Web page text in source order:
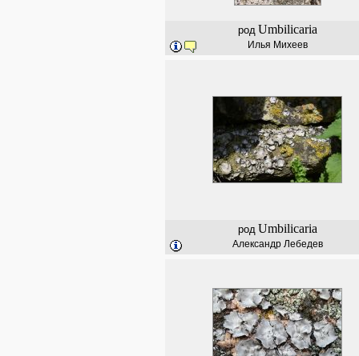
род Umbilicaria
Илья Михеев
род Umbilicaria
Александр Лебедев